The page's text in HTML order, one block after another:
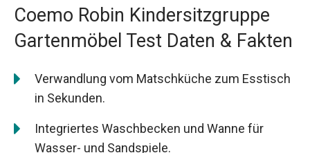
Coemo Robin Kindersitzgruppe
Gartenmöbel Test Daten & Fakten
Verwandlung vom Matschküche zum Esstisch
in Sekunden.
Integriertes Waschbecken und Wanne für
Wasser- und Sandspiele.